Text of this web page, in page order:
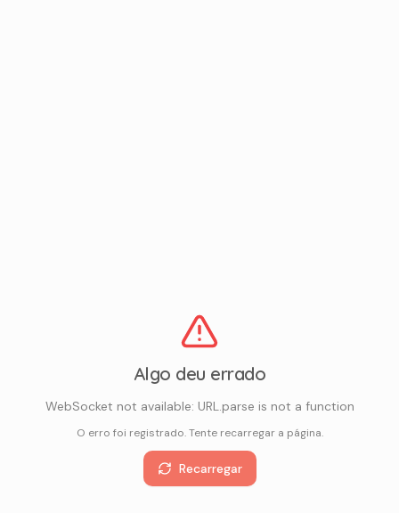
Algo deu errado
WebSocket not available: URL.parse is not a function
O erro foi registrado. Tente recarregar a página.
Recarregar